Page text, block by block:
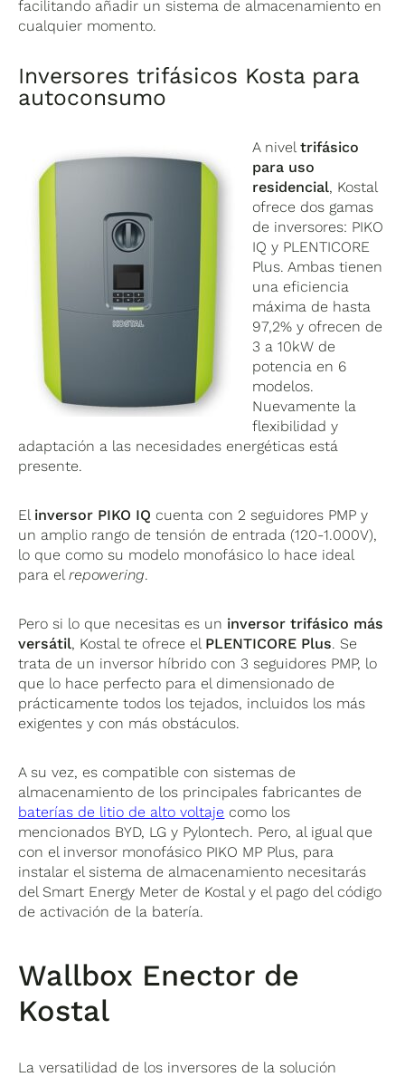
facilitando añadir un sistema de almacenamiento en
cualquier momento.
Inversores trifásicos Kosta para
autoconsumo
A nivel trifásico
para uso
residencial, Kostal
ofrece dos gamas
de inversores: PIKO
IQ y PLENTICORE
Plus. Ambas tienen
una eficiencia
máxima de hasta
97,2% y ofrecen de
3 a 10kW de
potencia en 6
modelos.
Nuevamente la
flexibilidad y
adaptación a las necesidades energéticas está
presente.
El inversor PIKO IQ cuenta con 2 seguidores PMP y
un amplio rango de tensión de entrada (120-1.000V),
lo que como su modelo monofásico lo hace ideal
para elrepowering.
Pero si lo que necesitas es un inversor trifásico más
versátil, Kostal te ofrece el PLENTICORE Plus. Se
trata de un inversor híbrido con 3 seguidores PMP, lo
que lo hace perfecto para el dimensionado de
prácticamente todos los tejados, incluidos los más
exigentes y con más obstáculos.
A su vez, es compatible con sistemas de
almacenamiento de los principales fabricantes de
baterías de litio de alto voltaje como los
mencionados BYD, LG y Pylontech. Pero, al igual que
con el inversor monofásico PIKO MP Plus, para
instalar el sistema de almacenamiento necesitarás
del Smart Energy Meter de Kostal y el pago del código
de activación de la batería.
Wallbox Enector de
Kostal
La versatilidad de los inversores de la solución